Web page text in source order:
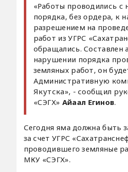
«Работы проводились с
порядка, без ордера, к
разрешением на
работ из УГРС
обращались. Составлен
нарушении порядка
земляных работ, он
Административную
Якутска», - сообщил
«СЭГХ» Айаал Егинов.
Сегодня яма должна быть
за счет УГРС
проводившего земляные
МКУ «СЭГХ».